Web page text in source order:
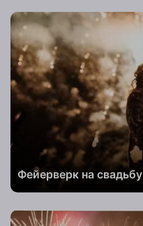
Комментарий
к заказу
Заказать
Телефон
Комментарий
Фейерверк на свадьбу